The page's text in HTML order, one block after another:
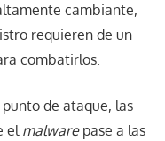
cambiante,
requieren de un
combatirlos.
de ataque, las
el malwarepase a las